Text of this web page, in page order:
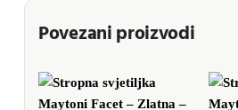
Povezani proizvodi